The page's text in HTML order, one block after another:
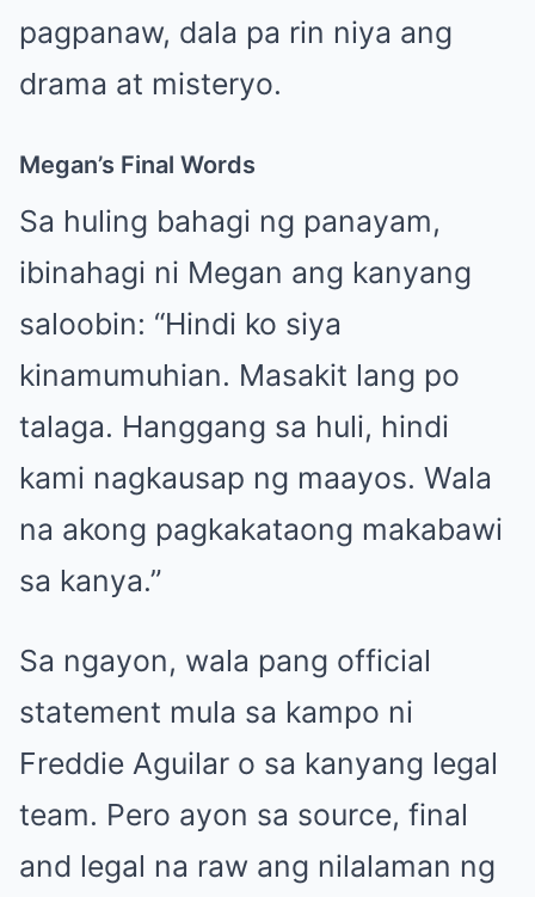
pagpanaw, dala pa rin niya ang
drama at misteryo.
Megan’s Final Words
Sa huling bahagi ng panayam,
ibinahagi ni Megan ang kanyang
saloobin: “Hindi ko siya
kinamumuhian. Masakit lang po
talaga. Hanggang sa huli, hindi
kami nagkausap ng maayos. Wala
na akong pagkakataong makabawi
sa kanya.”
Sa ngayon, wala pang official
statement mula sa kampo ni
Freddie Aguilar o sa kanyang legal
team. Pero ayon sa source, final
and legal na raw ang nilalaman ng